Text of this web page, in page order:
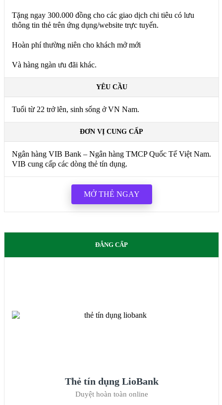
Tặng ngay 300.000 đồng cho các giao dịch chi tiêu có lưu
thông tin thẻ trên ứng dụng/website trực tuyến.
Hoàn phí thường niên cho khách mở mới
Và hàng ngàn ưu đãi khác.
YÊU CẦU
Tuổi từ 22 trở lên, sinh sống ở VN Nam.
ĐƠN VỊ CUNG CẤP
Ngân hàng VIB Bank – Ngân hàng TMCP Quốc Tế Việt Nam.
VIB cung cấp các dòng thẻ tín dụng.
MỞ THẺ NGAY
ĐẲNG CẤP
Thẻ tín dụng LioBank
Duyệt hoàn toàn online